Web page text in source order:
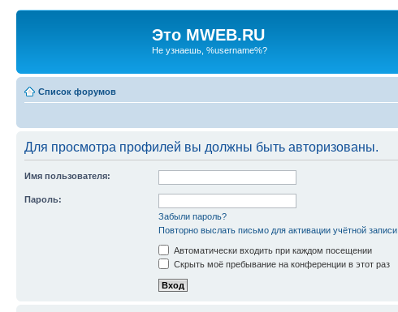
Это MWEB.RU
Не узнаешь, %username%?
Список форумов
Для просмотра профилей вы должны быть авторизованы.
Имя пользователя:
Пароль:
Забыли пароль?
Повторно выслать письмо для активации учётной записи
Автоматически входить при каждом посещении
Скрыть моё пребывание на конференции в этот раз